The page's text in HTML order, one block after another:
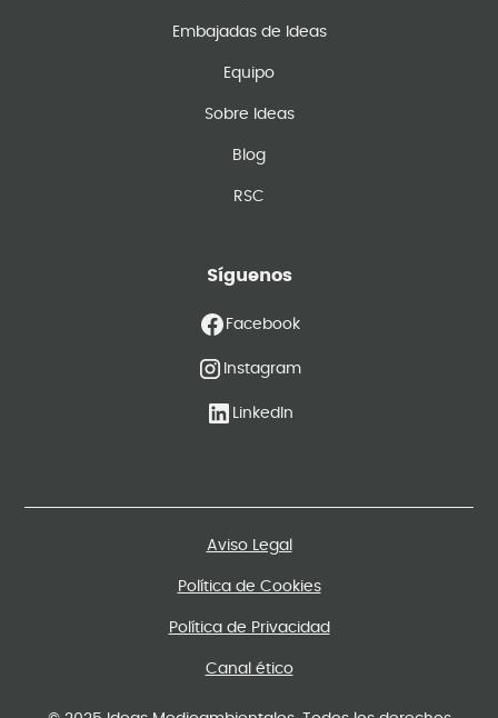
Embajadas de Ideas
Equipo
Sobre Ideas
Blog
RSC
Síguenos
Facebook
Instagram
LinkedIn
Aviso Legal
Política de Cookies
Política de Privacidad
Canal ético